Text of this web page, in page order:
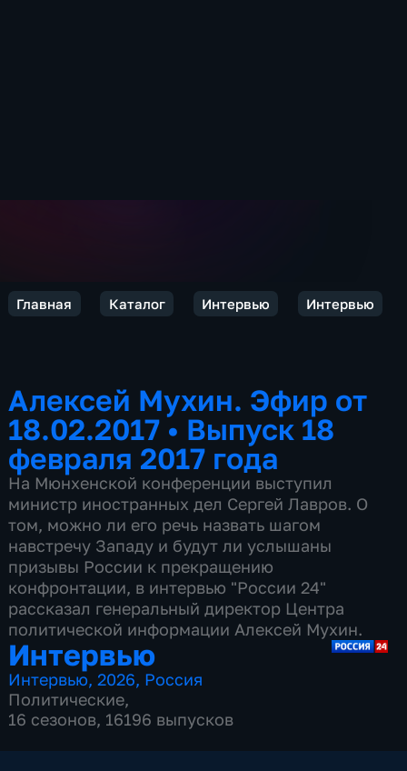
Главная Каталог Интервью Интервью
Алексей Мухин. Эфир от
18.02.2017• Выпуск 18
февраля 2017 года
На Мюнхенской конференции выступил
министр иностранных дел Сергей Лавров. О
том, можно ли его речь назвать шагом
навстречу Западу и будут ли услышаны
призывы России к прекращению
конфронтации, в интервью "России 24"
рассказал генеральный директор Центра
политической информации Алексей Мухин.
Интервью
Интервью,2026, Россия
Политические,
16 сезонов, 16196 выпусков